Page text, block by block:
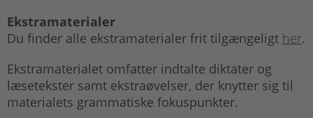
Ekstramaterialer
Du finder alle ekstramaterialer frit tilgængeligt her.
Ekstramaterialet omfatter indtalte diktater og
læsetekster samt ekstraøvelser, der knytter sig til
materialets grammatiske fokuspunkter.